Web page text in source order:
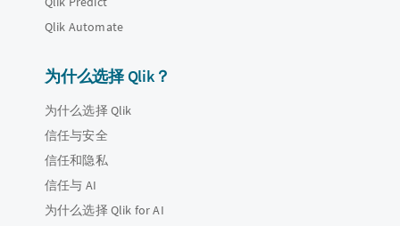
Qlik Automate
为什么选择 Qlik？
为什么选择 Qlik
信任与安全
信任和隐私
信任与 AI
为什么选择 Qlik for AI